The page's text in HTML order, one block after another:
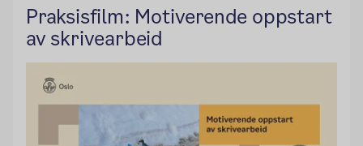
Praksisfilm: Motiverende oppstart
av skrivearbeid